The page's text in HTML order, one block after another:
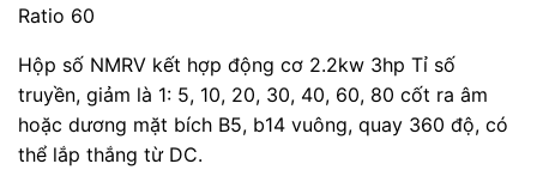
Ratio 60
Hộp số NMRV kết hợp động cơ 2.2kw 3hp Tỉ số
truyền, giảm là 1: 5, 10, 20, 30, 40, 60, 80 cốt ra âm
hoặc dương mặt bích B5, b14 vuông, quay 360 độ, có
thể lắp thắng từ DC.